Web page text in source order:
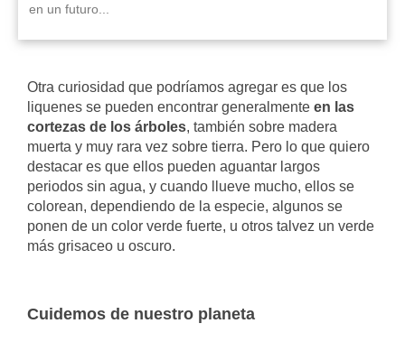
en un futuro...
Otra curiosidad que podríamos agregar es que los
liquenes se pueden encontrar generalmente en las
cortezas de los árboles, también sobre madera
muerta y muy rara vez sobre tierra. Pero lo que quiero
destacar es que ellos pueden aguantar largos
periodos sin agua, y cuando llueve mucho, ellos se
colorean, dependiendo de la especie, algunos se
ponen de un color verde fuerte, u otros talvez un verde
más grisaceo u oscuro.
Cuidemos de nuestro planeta